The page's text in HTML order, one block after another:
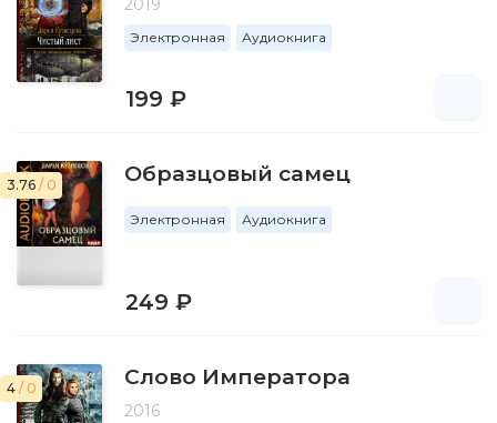
2019
Электронная Аудиокнига
199 ₽
3.76 / 0 Образцовый самец
Электронная Аудиокнига
249 ₽
4 / 0 Слово Императора
2016